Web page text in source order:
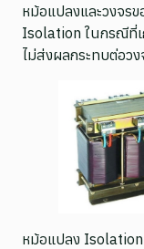
หม้อแปลงและวงจร
Isolation ในกรณีที่เ
ไม่ส่งผลกระทบต่อว
หม้อแปลง Isolation